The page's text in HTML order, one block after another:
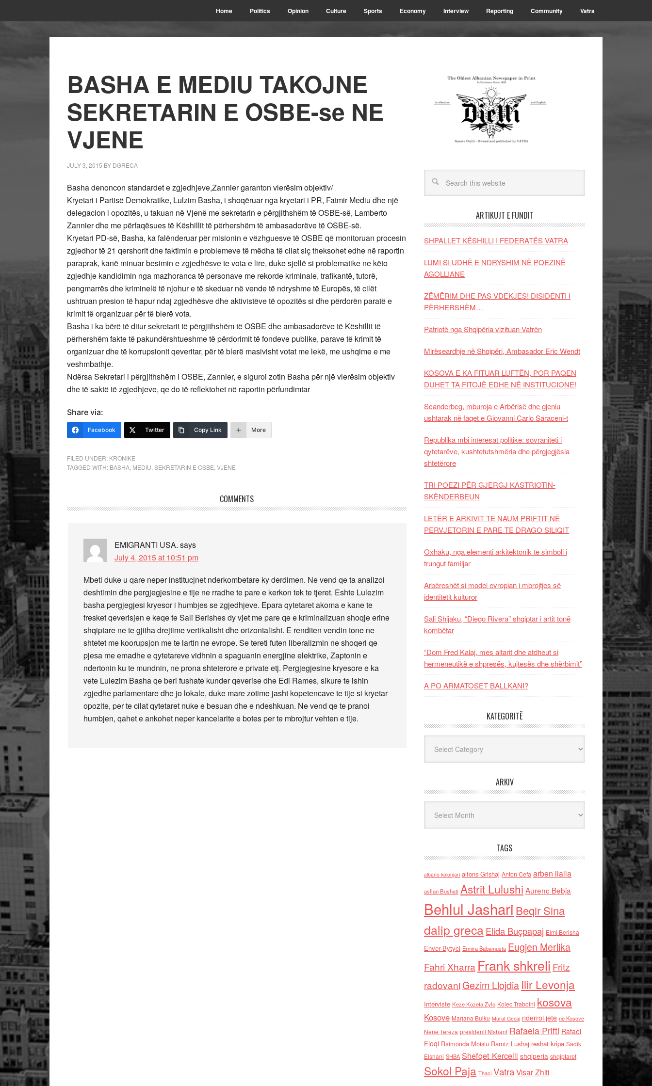
Home Politics Opinion Culture Sports Economy Interview Reporting Community Vatra
BASHA E MEDIU TAKOJNE
SEKRETARIN E OSBE-se NE
VJENE
JULY 3, 2015 BY DGRECA
Basha denoncon standardet e zgjedhjeve,Zannier garanton vlerësim objektiv/
Kryetari i Partisë Demokratike, Lulzim Basha, i shoqëruar nga kryetari i PR, Fatmir Mediu dhe një
delegacion i opozitës, u takuan në Vjenë me sekretarin e përgjithshëm të OSBE-së, Lamberto
Zannier dhe me përfaqësues të Këshillit të përhershëm të ambasadorëve të OSBE-së.
Kryetari PD-së, Basha, ka falënderuar për misionin e vëzhguesve të OSBE që monitoruan procesin
zgjedhor të 21 qershorit dhe faktimin e problemeve të mëdha të cilat siç theksohet edhe në raportin
paraprak, kanë minuar besimin e zgjedhësve te vota e lire, duke sjellë si problematike ne këto
zgjedhje kandidimin nga mazhoranca të personave me rekorde kriminale, trafikantë, tutorë,
pengmarrës dhe kriminelë të njohur e të skeduar në vende të ndryshme të Europës, të cilët
ushtruan presion të hapur ndaj zgjedhësve dhe aktivistëve të opozitës si dhe përdorën paratë e
krimit të organizuar për të blerë vota.
Basha i ka bërë të ditur sekretarit të përgjithshëm të OSBE dhe ambasadorëve të Këshillit të
përhershëm fakte të pakundërshtueshme të përdorimit të fondeve publike, parave të krimit të
organizuar dhe të korrupsionit qeveritar, për të blerë masivisht votat me lekë, me ushqime e me
veshmbathje.
Ndërsa Sekretari i përgjithshëm i OSBE, Zannier, e siguroi zotin Basha për një vlerësim objektiv
dhe të saktë të zgjedhjeve, qe do të reflektohet në raportin përfundimtar
Share via:
Facebook Twitter Copy Link More
FILED UNDER: KRONIKE
TAGGED WITH: BASHA MEDIU SEKRETARIN E OSBE VJENE
COMMENTS
EMIGRANTI USA. says
July 4, 2015 at 10:51 pm
Mbeti duke u qare neper institucjnet nderkombetare ky derdimen. Ne vend qe ta analizoi
deshtimin dhe pergjegjesine e tije ne rradhe te pare e kerkon tek te tjeret. Eshte Lulezim
basha pergjegjesi kryesor i humbjes se zgjedhjeve. Epara qytetaret akoma e kane te
fresket qeverisjen e keqe te Sali Berishes dy vjet me pare qe e kriminalizuan shoqje erine
shqiptare ne te gjitha drejtime vertikalisht dhe orizontalisht. E renditen vendin tone ne
shtetet me koorupsjon me te lartin ne evrope. Se tereti futen liberalizmin ne shoqeri qe
pjesa me emadhe e qytetareve vidhnin e spaguanin energjine elektrike, Zaptonin e
ndertonin ku te mundnin, ne prona shteterore e private etj. Pergjegjesine kryesore e ka
vete Lulezim Basha qe beri fushate kunder qeverise dhe Edi Rames, sikure te ishin
zgjedhe parlamentare dhe jo lokale, duke mare zotime jasht kopetencave te tije si kryetar
opozite, per te cilat qytetaret nuke e besuan dhe e ndeshkuan. Ne vend qe te pranoi
humbjen, qahet e ankohet neper kancelarite e botes per te mbrojtur vehten e tije.
ARTIKUJT E FUNDIT
SHPALLET KËSHILLI I FEDERATËS VATRA
LUMI SI UDHË E NDRYSHIM NË POEZINË
AGOLLIANE
ZËMËRIM DHE PAS VDEKJES! DISIDENTI I
PËRHERSHËM…
Patriotë nga Shqipëria vizituan Vatrën
Mirëseardhje në Shqipëri, Ambasador Eric Wendt
KOSOVA E KA FITUAR LUFTËN, POR PAQEN
DUHET TA FITOJË EDHE NË INSTITUCIONE!
Scanderbeg, mburoja e Arbërisë dhe gjeniu
ushtarak në faqet e Giovanni Carlo Saraceni-t
Republika mbi interesat politike: sovraniteti i
qytetarëve, kushtetutshmëria dhe përgjegjësia
shtetërore
TRI POEZI PËR GJERGJ KASTRIOTIN-
SKËNDERBEUN
LETËR E ARKIVIT TE NAUM PRIFTIT NË
PERVJETORIN E PARE TE DRAGO SILIQIT
Oxhaku, nga elementi arkitektonik te simboli i
trungut familjar
Arbëreshët si model evropian i mbrojtjes së
identitetit kulturor
Sali Shijaku, “Diego Rivera” shqiptar i artit tonë
kombëtar
“Dom Fred Kalaj, mes altarit dhe atdheut si
hermeneutikë e shpresës, kujtesës dhe shërbimit”
A PO ARMATOSET BALLKANI?
KATEGORITË
ARKIV
TAGS
albano kolonjari alfons Grishaj Anton Cefa arben llalla
asllan Bushati Astrit Lulushi Aurenc Bebja
Behlul Jashari Beqir Sina
dalip grecaElida Buçpapaj Elmi Berisha
Enver Bytyci Ermira Babamusta Eugjen Merlika
Fahri Xharra Frank shkreli Fritz
radovaniGezim Llojdia Ilir Levonja
Interviste Keze Kozeta Zylo Kolec Traboini kosova
Kosove Marjana Bulku Murat Gecaj nderroi jete ne Kosove
Nene Tereza presidenti Nishani Rafaela Prifti Rafael
Floqi Raimonda Moisiu Ramiz Lushaj reshat kripa Sadik
Elshani SHBA Shefqet Kercelli shqiperia shqiptaret
Sokol Paja Thaci VatraVisar Zhiti